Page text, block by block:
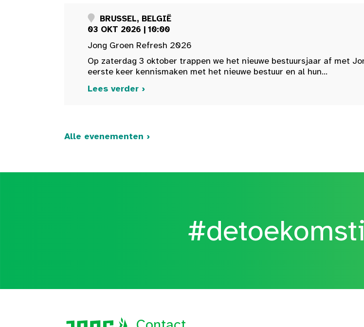
BRUSSEL, BELGIË
03 OKT 2026 | 10:00
Jong Groen Refresh 2026
Op zaterdag 3 oktober trappen we het nieuwe bestuursjaar af met
eerste keer kennismaken met het nieuwe bestuur en al hun...
Lees verder ›
Alle evenementen ›